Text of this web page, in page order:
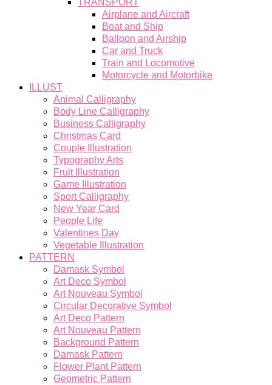
TRANSPORT
Airplane and Aircraft
Boat and Ship
Balloon and Airship
Car and Truck
Train and Locomotive
Motorcycle and Motorbike
ILLUST
Animal Calligraphy
Body Line Calligraphy
Business Calligraphy
Christmas Card
Couple Illustration
Typography Arts
Fruit Illustration
Game Illustration
Sport Calligraphy
New Year Card
People Life
Valentines Day
Vegetable Illustration
PATTERN
Damask Symbol
Art Deco Symbol
Art Nouveau Symbol
Circular Decorative Symbol
Art Deco Pattern
Art Nouveau Pattern
Background Pattern
Damask Pattern
Flower Plant Pattern
Geometric Pattern